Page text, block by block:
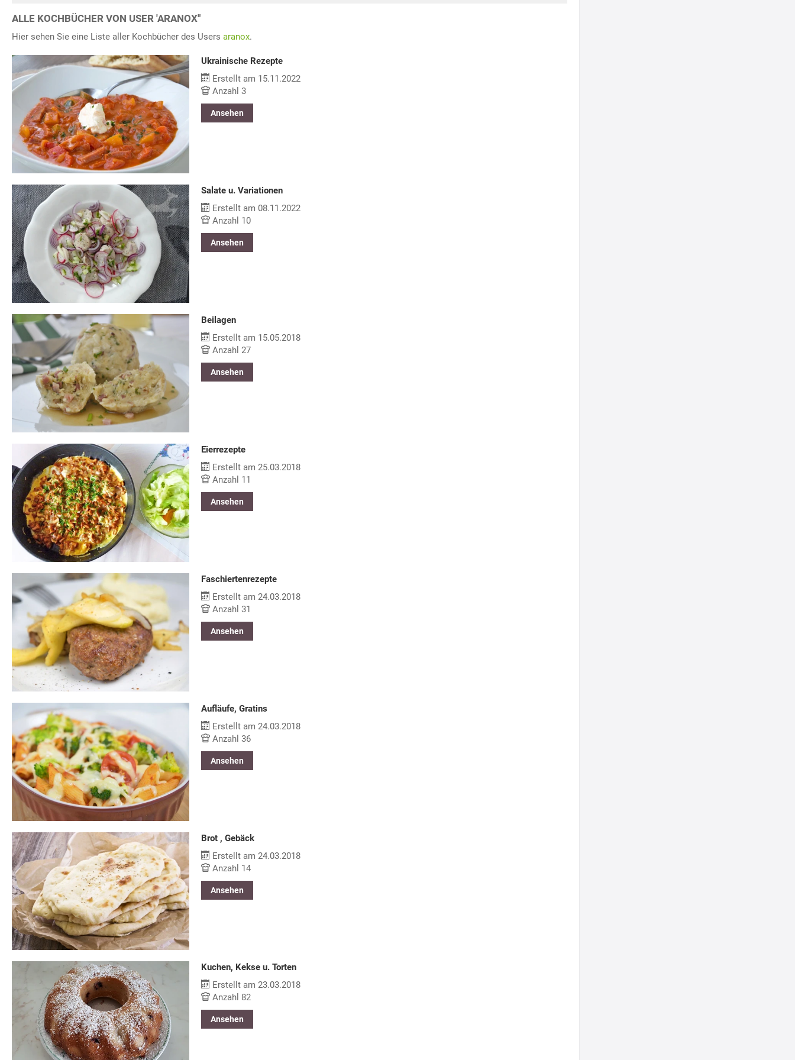
ALLE KOCHBÜCHER VON USER 'ARANOX"
Hier sehen Sie eine Liste aller Kochbücher des Users aranox.
Ukrainische Rezepte
Erstellt am 15.11.2022
Anzahl 3
Ansehen
Salate u. Variationen
Erstellt am 08.11.2022
Anzahl 10
Ansehen
Beilagen
Erstellt am 15.05.2018
Anzahl 27
Ansehen
Eierrezepte
Erstellt am 25.03.2018
Anzahl 11
Ansehen
Faschiertenrezepte
Erstellt am 24.03.2018
Anzahl 31
Ansehen
Aufläufe, Gratins
Erstellt am 24.03.2018
Anzahl 36
Ansehen
Brot , Gebäck
Erstellt am 24.03.2018
Anzahl 14
Ansehen
Kuchen, Kekse u. Torten
Erstellt am 23.03.2018
Anzahl 82
Ansehen